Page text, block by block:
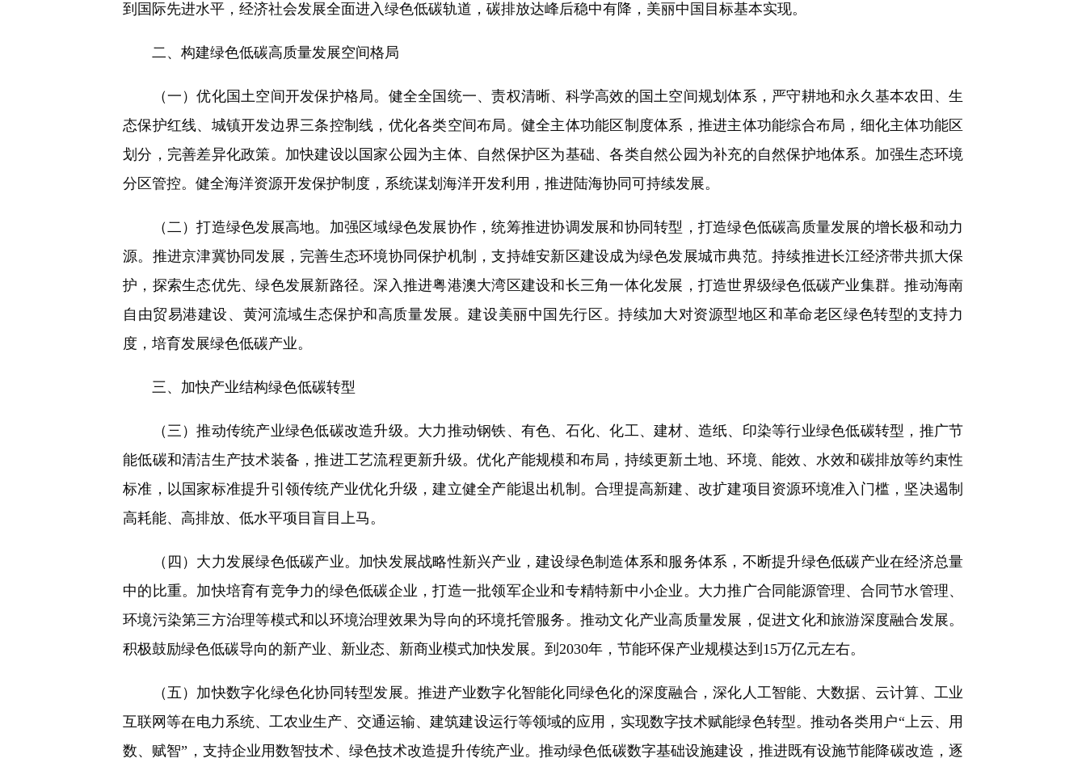
到国际先进水平，经济社会发展全面进入绿色低碳轨道，碳排放达峰后稳中有降，美丽中国目标基本实现。
二、构建绿色低碳高质量发展空间格局
（一）优化国土空间开发保护格局。健全全国统一、责权清晰、科学高效的国土空间规划体系，严守耕地和永久基本农田、生
态保护红线、城镇开发边界三条控制线，优化各类空间布局。健全主体功能区制度体系，推进主体功能综合布局，细化主体功能区
划分，完善差异化政策。加快建设以国家公园为主体、自然保护区为基础、各类自然公园为补充的自然保护地体系。加强生态环境
分区管控。健全海洋资源开发保护制度，系统谋划海洋开发利用，推进陆海协同可持续发展。
（二）打造绿色发展高地。加强区域绿色发展协作，统筹推进协调发展和协同转型，打造绿色低碳高质量发展的增长极和动力
源。推进京津冀协同发展，完善生态环境协同保护机制，支持雄安新区建设成为绿色发展城市典范。持续推进长江经济带共抓大保
护，探索生态优先、绿色发展新路径。深入推进粤港澳大湾区建设和长三角一体化发展，打造世界级绿色低碳产业集群。推动海南
自由贸易港建设、黄河流域生态保护和高质量发展。建设美丽中国先行区。持续加大对资源型地区和革命老区绿色转型的支持力
度，培育发展绿色低碳产业。
三、加快产业结构绿色低碳转型
（三）推动传统产业绿色低碳改造升级。大力推动钢铁、有色、石化、化工、建材、造纸、印染等行业绿色低碳转型，推广节
能低碳和清洁生产技术装备，推进工艺流程更新升级。优化产能规模和布局，持续更新土地、环境、能效、水效和碳排放等约束性
标准，以国家标准提升引领传统产业优化升级，建立健全产能退出机制。合理提高新建、改扩建项目资源环境准入门槛，坚决遏制
高耗能、高排放、低水平项目盲目上马。
（四）大力发展绿色低碳产业。加快发展战略性新兴产业，建设绿色制造体系和服务体系，不断提升绿色低碳产业在经济总量
中的比重。加快培育有竞争力的绿色低碳企业，打造一批领军企业和专精特新中小企业。大力推广合同能源管理、合同节水管理、
环境污染第三方治理等模式和以环境治理效果为导向的环境托管服务。推动文化产业高质量发展，促进文化和旅游深度融合发展。
积极鼓励绿色低碳导向的新产业、新业态、新商业模式加快发展。到2030年，节能环保产业规模达到15万亿元左右。
（五）加快数字化绿色化协同转型发展。推进产业数字化智能化同绿色化的深度融合，深化人工智能、大数据、云计算、工业
互联网等在电力系统、工农业生产、交通运输、建筑建设运行等领域的应用，实现数字技术赋能绿色转型。推动各类用户“上云、用
数、赋智”，支持企业用数智技术、绿色技术改造提升传统产业。推动绿色低碳数字基础设施建设，推进既有设施节能降碳改造，逐